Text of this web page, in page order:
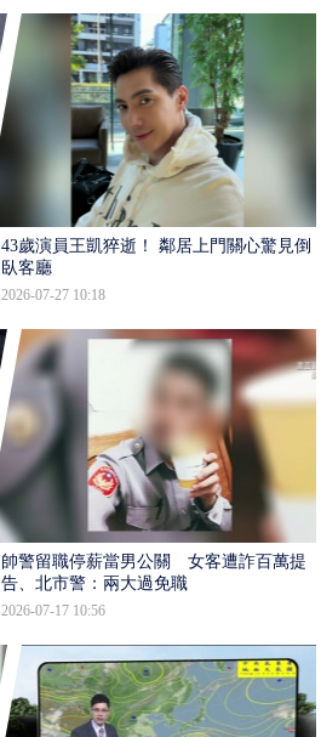
43歲演員王凱猝逝！ 鄰居上門關心驚見倒
臥客廳
2026-07-27 10:18
帥警留職停薪當男公關 女客遭詐百萬提
告、北市警：兩大過免職
2026-07-17 10:56